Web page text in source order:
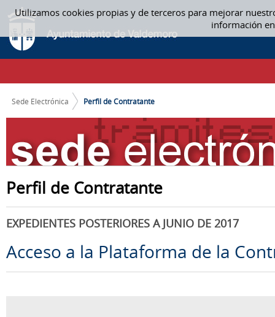
Utilizamos cookies propias y de terceros para mejorar
información
Saltar al contenido
PERFIL DE CONTRATANTE
CAMINO DE MIGAS
Sede Electrónica Perfil de Contratante
Perfil de Contratante
EXPEDIENTES POSTERIORES A JUNIO DE 2017
Acceso a la Plataforma de la